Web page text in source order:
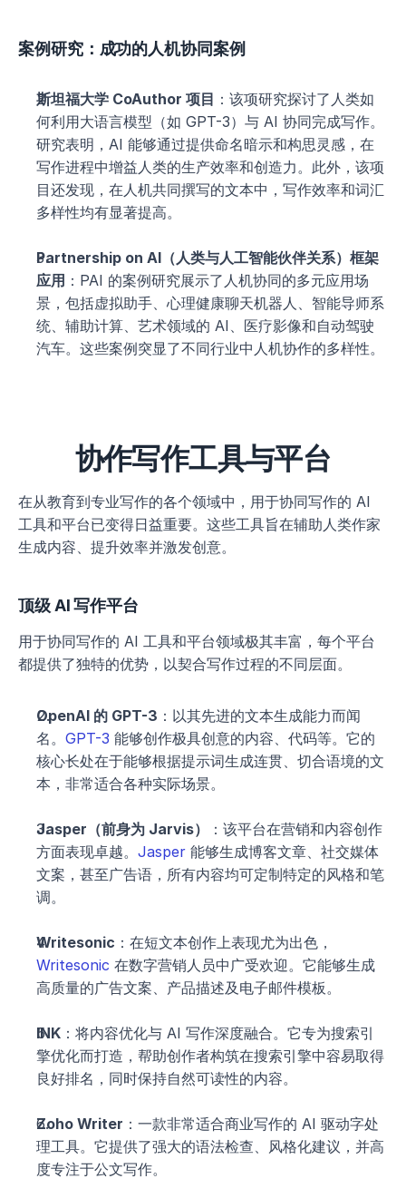
案例研究：成功的人机协同案例
斯坦福大学 CoAuthor 项目 ：该项研究探讨了人类如
何利用大语言模型（如 GPT-3）与 AI 协同完成写作。
研究表明，AI 能够通过提供命名暗示和构思灵感，在
写作进程中增益人类的生产效率和创造力。此外，该项
目还发现，在人机共同撰写的文本中，写作效率和词汇
多样性均有显著提高。
Partnership on AI（人类与人工智能伙伴关系）框架
应用 ：PAI 的案例研究展示了人机协同的多元应用场
景，包括虚拟助手、心理健康聊天机器人、智能导师系
统、辅助计算、艺术领域的 AI、医疗影像和自动驾驶
汽车。这些案例突显了不同行业中人机协作的多样性。
协作写作工具与平台
在从教育到专业写作的各个领域中，用于协同写作的 AI
工具和平台已变得日益重要。这些工具旨在辅助人类作家
生成内容、提升效率并激发创意。
顶级 AI 写作平台
用于协同写作的 AI 工具和平台领域极其丰富，每个平台
都提供了独特的优势，以契合写作过程的不同层面。
OpenAI 的 GPT-3 ：以其先进的文本生成能力而闻
名。 GPT-3 能够创作极具创意的内容、代码等。它的
核心长处在于能够根据提示词生成连贯、切合语境的文
本，非常适合各种实际场景。
Jasper（前身为 Jarvis）
：该平台在营销和内容创作
方面表现卓越。 Jasper 能够生成博客文章、社交媒体
文案，甚至广告语，所有内容均可定制特定的风格和笔
调。
Writesonic ：在短文本创作上表现尤为出色，
Writesonic 在数字营销人员中广受欢迎。它能够生成
高质量的广告文案、产品描述及电子邮件模板。
INK ：将内容优化与 AI 写作深度融合。它专为搜索引
擎优化而打造，帮助创作者构筑在搜索引擎中容易取得
良好排名，同时保持自然可读性的内容。
Zoho Writer ：一款非常适合商业写作的 AI 驱动字处
理工具。它提供了强大的语法检查、风格化建议，并高
度专注于公文写作。